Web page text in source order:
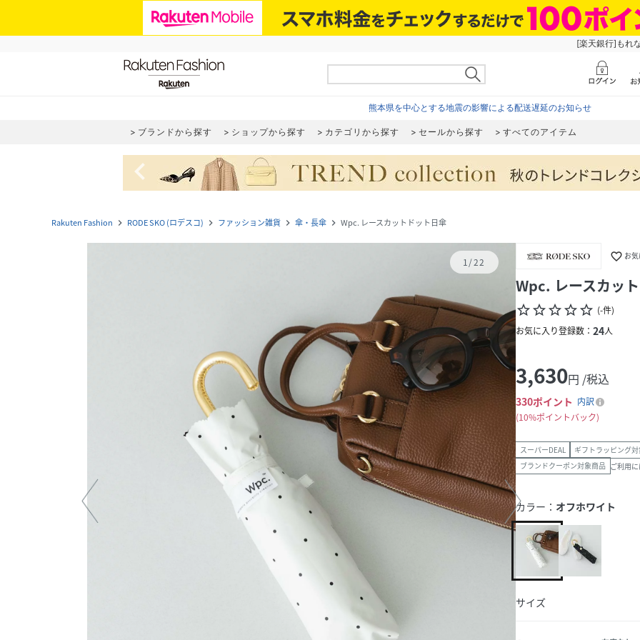
[楽天銀行]もれ
熊本県を中心とする地震の影響による配送遅延のお知らせ
ブランドから探す ショップから探す カテゴリから探す セールから探す すべてのアイテム
navigate_before
Rakuten Fashion navigate_next RODE SKO (ロデスコ) navigate_next ファッション雑貨 navigate_next 傘・長傘 navigate_next Wpc. レースカットドット日傘
1/22 favorite_border お
Wpc. レースカッ
star_borderstar_borderstar_borderstar_borderstar_border (-件)
お気に入り登録数： 24人
3,630円 /税込
330ポイント 内訳
10%ポイントバック
スーパーDEAL
ギフトラッピング
ブランドクーポン対象商品 ご利用に
カラー： オフホワイト
サイズ